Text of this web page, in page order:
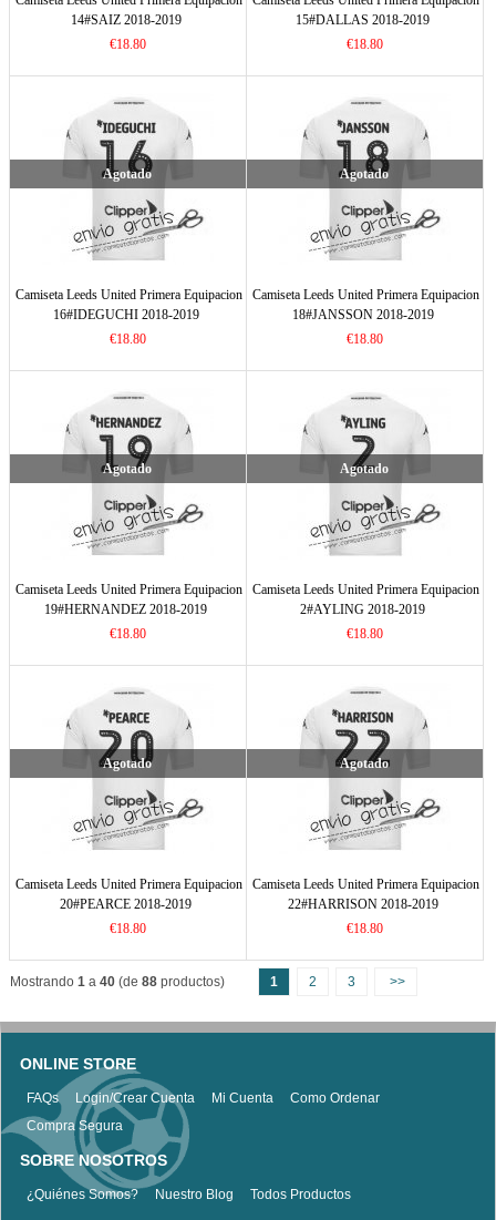
14#SAIZ 2018-2019
€18.80
15#DALLAS 2018-2019
€18.80
Agotado
Camiseta Leeds United Primera Equipacion
16#IDEGUCHI 2018-2019
€18.80
Agotado
Camiseta Leeds United Primera Equipacion
18#JANSSON 2018-2019
€18.80
Agotado
Camiseta Leeds United Primera Equipacion
19#HERNANDEZ 2018-2019
€18.80
Agotado
Camiseta Leeds United Primera Equipacion
2#AYLING 2018-2019
€18.80
Agotado
Camiseta Leeds United Primera Equipacion
20#PEARCE 2018-2019
€18.80
Agotado
Camiseta Leeds United Primera Equipacion
22#HARRISON 2018-2019
€18.80
Mostrando 1a 40(de 88productos) 1 2 3 >>
ONLINE STORE
FAQs Login/Crear Cuenta Mi Cuenta
Como Ordenar
Compra Segura
SOBRE NOSOTROS
¿Quiénes Somos? Nuestro Blog Todos Productos